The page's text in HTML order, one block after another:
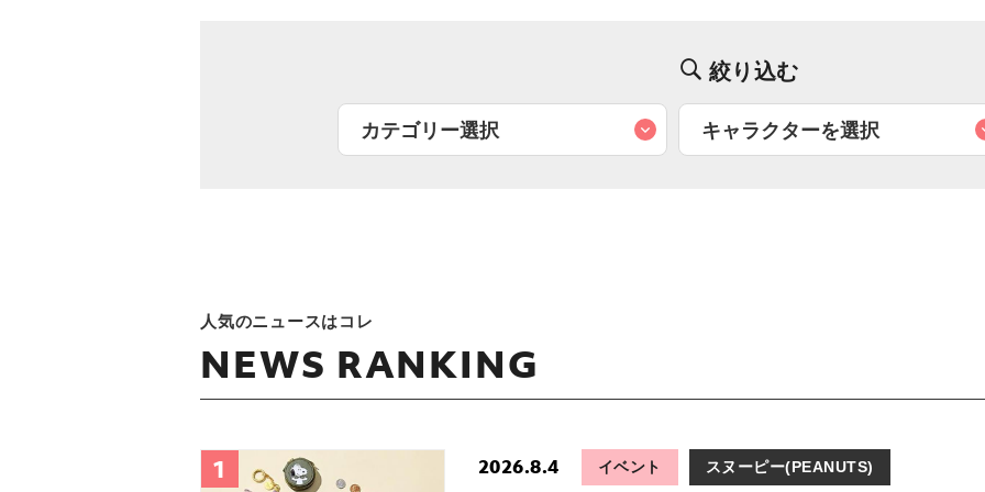
絞り込む
人気のニュースはコレ
NEWS RANKING
2026.8.4 イベント スヌーピー(PEANUTS)